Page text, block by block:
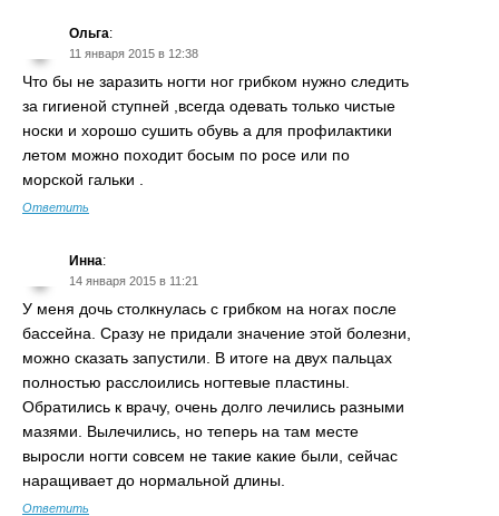
Ольга:
11 января 2015 в 12:38
Что бы не заразить ногти ног грибком нужно следить
за гигиеной ступней ,всегда одевать только чистые
носки и хорошо сушить обувь а для профилактики
летом можно походит босым по росе или по
морской гальки .
Ответить
Инна:
14 января 2015 в 11:21
У меня дочь столкнулась с грибком на ногах после
бассейна. Сразу не придали значение этой болезни,
можно сказать запустили. В итоге на двух пальцах
полностью расслоились ногтевые пластины.
Обратились к врачу, очень долго лечились разными
мазями. Вылечились, но теперь на там месте
выросли ногти совсем не такие какие были, сейчас
наращивает до нормальной длины.
Ответить